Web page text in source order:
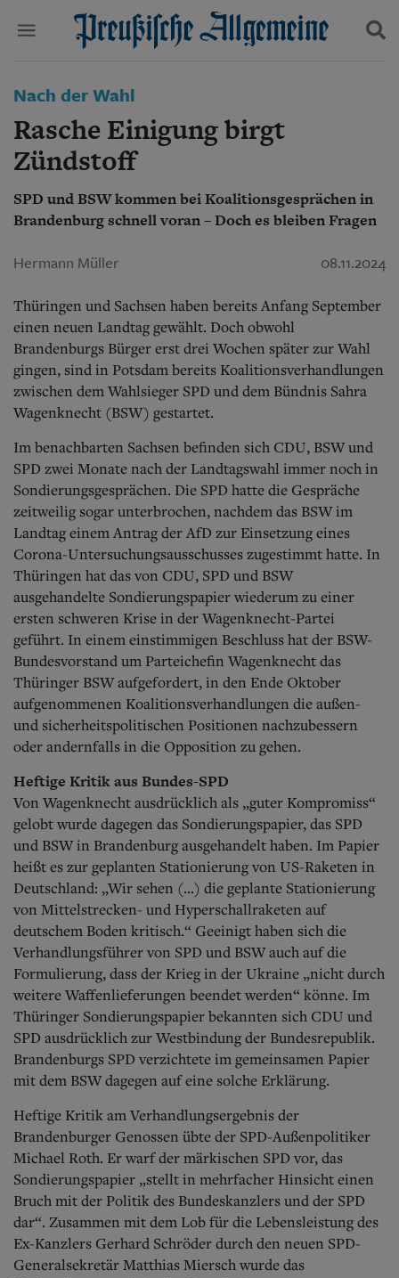
Start
Wer wir sind
Aktuelle Ausgabe
Abonnenten-Login
Abonnent werden
Abo Prämien
Archiv
Mediadaten
Wirtschaft
Panorama
Leben
Geschichte
Ostpreußen
Danzig und Westpreußen
Bücher
Kontakt
Impressum
Datenschutz
Suchen und finden
Nach der Wahl
Rasche Einigung birgt
Zündstoff
SPD und BSW kommen bei Koalitionsgesprächen in
Brandenburg schnell voran – Doch es bleiben Fragen
Hermann Müller 08.11.2024
Thüringen und Sachsen haben bereits Anfang September
einen neuen Landtag gewählt. Doch obwohl
Brandenburgs Bürger erst drei Wochen später zur Wahl
gingen, sind in Potsdam bereits Koalitionsverhandlungen
zwischen dem Wahlsieger SPD und dem Bündnis Sahra
Wagenknecht (BSW) gestartet.
Im benachbarten Sachsen befinden sich CDU, BSW und
SPD zwei Monate nach der Landtagswahl immer noch in
Sondierungsgesprächen. Die SPD hatte die Gespräche
zeitweilig sogar unterbrochen, nachdem das BSW im
Landtag einem Antrag der AfD zur Einsetzung eines
Corona-Untersuchungsausschusses zugestimmt hatte. In
Thüringen hat das von CDU, SPD und BSW
ausgehandelte Sondierungspapier wiederum zu einer
ersten schweren Krise in der Wagenknecht-Partei
geführt. In einem einstimmigen Beschluss hat der BSW-
Bundesvorstand um Parteichefin Wagenknecht das
Thüringer BSW aufgefordert, in den Ende Oktober
aufgenommenen Koalitionsverhandlungen die außen-
und sicherheitspolitischen Positionen nachzubessern
oder andernfalls in die Opposition zu gehen.
Heftige Kritik aus Bundes-SPD
Von Wagenknecht ausdrücklich als „guter Kompromiss“
gelobt wurde dagegen das Sondierungspapier, das SPD
und BSW in Brandenburg ausgehandelt haben. Im Papier
heißt es zur geplanten Stationierung von US-Raketen in
Deutschland: „Wir sehen (...) die geplante Stationierung
von Mittelstrecken- und Hyperschallraketen auf
deutschem Boden kritisch.“ Geeinigt haben sich die
Verhandlungsführer von SPD und BSW auch auf die
Formulierung, dass der Krieg in der Ukraine „nicht durch
weitere Waffenlieferungen beendet werden“ könne. Im
Thüringer Sondierungspapier bekannten sich CDU und
SPD ausdrücklich zur Westbindung der Bundesrepublik.
Brandenburgs SPD verzichtete im gemeinsamen Papier
mit dem BSW dagegen auf eine solche Erklärung.
Heftige Kritik am Verhandlungsergebnis der
Brandenburger Genossen übte der SPD-Außenpolitiker
Michael Roth. Er warf der märkischen SPD vor, das
Sondierungspapier „stellt in mehrfacher Hinsicht einen
Bruch mit der Politik des Bundeskanzlers und der SPD
dar“. Zusammen mit dem Lob für die Lebensleistung des
Ex-Kanzlers Gerhard Schröder durch den neuen SPD-
Generalsekretär Matthias Miersch wurde das